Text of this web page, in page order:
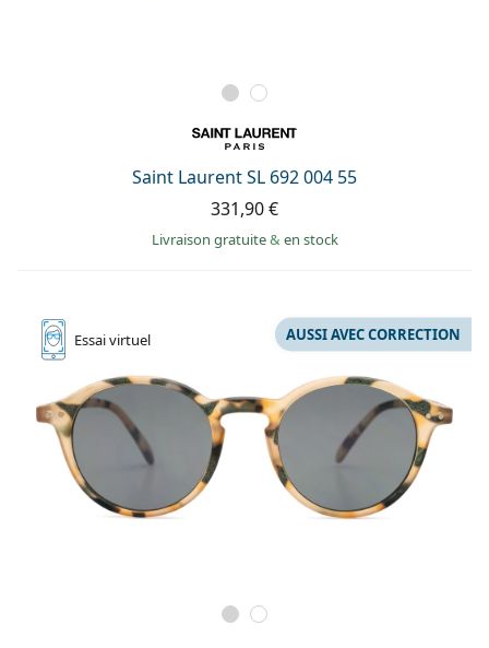
Saint Laurent SL 692 004 55
331,90 €
Livraison gratuite& en stock
Essaivirtuel AUSSI AVEC CORRECTION